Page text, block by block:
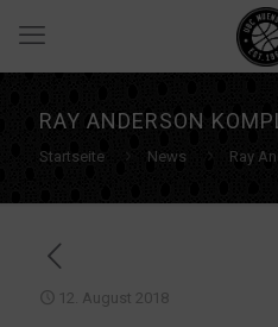
RAY ANDERSON
Startseite News Ray
12. August 2018